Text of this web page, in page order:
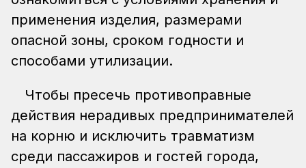
применения изделия, размерами
опасной зоны, сроком годности и
способами утилизации.
Чтобы пресечь противоправные
действия нерадивых предпринимателей
на корню и исключить травматизм
среди пассажиров и гостей города,